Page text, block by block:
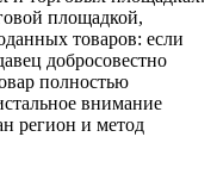
площадкой,
товаров: если
добросовестно
полностью
внимание
регион и метод